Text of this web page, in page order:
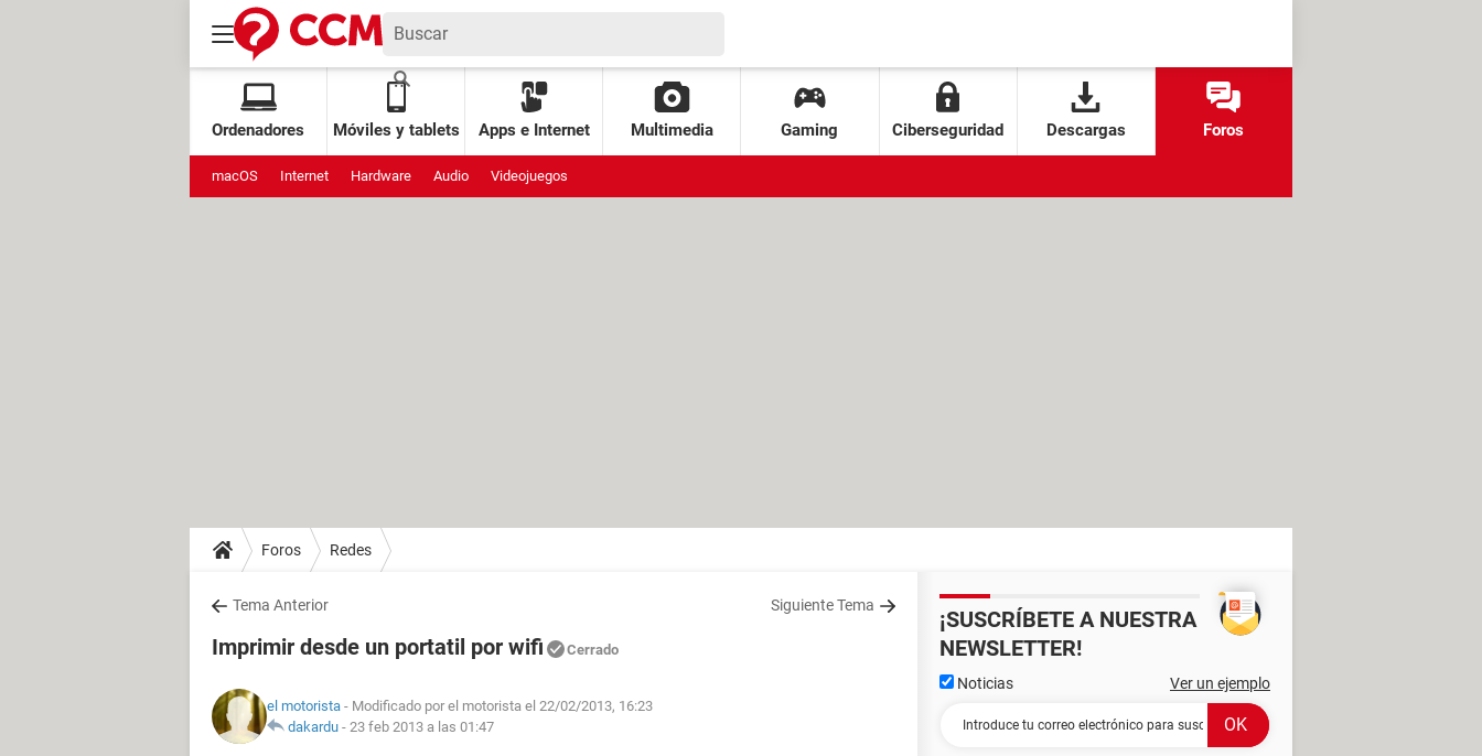
Ordenadores Móviles y tablets Apps e Internet Multimedia Gaming Ciberseguridad Descargas Foros
macOS Internet Hardware Audio Videojuegos
Foros Redes
Tema Anterior Siguiente Tema
Imprimir desde un portatil por wifi Cerrado
el motorista - Modificado por el motorista el 22/02/2013, 16:23
dakardu - 23 feb 2013 a las 01:47
¡SUSCRÍBETE A NUESTRA
NEWSLETTER!
Noticias Ver un ejemplo